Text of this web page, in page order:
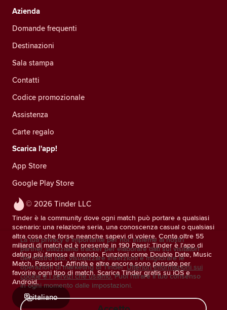
© 2026 Tinder LLC
Tinder è la community dove ogni match può portare a qualsiasi
scenario: una relazione seria, una conoscenza casual o qualsiasi
altra cosa che forse neanche sapevi di volere. Conta oltre 55
miliardi di match ed è presente in 190 Paesi: Tinder è l'app di
dating più famosa al mondo. Funzioni come Double Date, Music
Match, Passport, Affinità e altre ancora sono pensate per
favorire ogni tipo di match. Scarica Tinder gratis su iOS e
Android.
italiano
Azienda
Domande frequenti
Destinazioni
Sala stampa
Contatti
Codice promozionale
Assistenza
Carte regalo
Scarica l'app!
App Store
Google Play Store
La tua privacy è importante per noi. Insieme ai nostri
partner, utilizziamo tracker per elaborare dati sui visitatori
del nostro sito, visualizzare inserzioni e migliorare le
operazioni di marketing di Tinder. Ulteriori informazioni sui
cookie e i servizi che usiamo. Puoi ritirare il tuo consenso
in ogni momento dalle impostazioni.